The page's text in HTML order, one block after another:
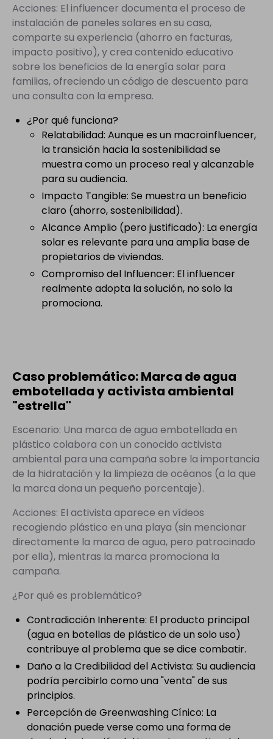
Acciones: El influencer documenta el proceso de
instalación de paneles solares en su casa,
comparte su experiencia (ahorro en facturas,
impacto positivo), y crea contenido educativo
sobre los beneficios de la energía solar para
familias, ofreciendo un código de descuento para
una consulta con la empresa.
¿Por qué funciona?
Relatabilidad: Aunque es un macroinfluencer,
la transición hacia la sostenibilidad se
muestra como un proceso real y alcanzable
para su audiencia.
Impacto Tangible: Se muestra un beneficio
claro (ahorro, sostenibilidad).
Alcance Amplio (pero justificado): La energía
solar es relevante para una amplia base de
propietarios de viviendas.
Compromiso del Influencer: El influencer
realmente adopta la solución, no solo la
promociona.
Caso problemático: Marca de agua
embotellada y activista ambiental
"estrella"
Escenario: Una marca de agua embotellada en
plástico colabora con un conocido activista
ambiental para una campaña sobre la importancia
de la hidratación y la limpieza de océanos (a la que
la marca dona un pequeño porcentaje).
Acciones: El activista aparece en vídeos
recogiendo plástico en una playa (sin mencionar
directamente la marca de agua, pero patrocinado
por ella), mientras la marca promociona la
campaña.
¿Por qué es problemático?
Contradicción Inherente: El producto principal
(agua en botellas de plástico de un solo uso)
contribuye al problema que se dice combatir.
Daño a la Credibilidad del Activista: Su audiencia
podría percibirlo como una "venta" de sus
principios.
Percepción de Greenwashing Cínico: La
donación puede verse como una forma de